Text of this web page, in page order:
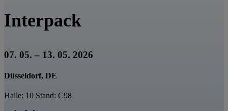
Interpack
07. 05. – 13. 05. 2026
Düsseldorf, DE
Halle: 10 Stand: C98